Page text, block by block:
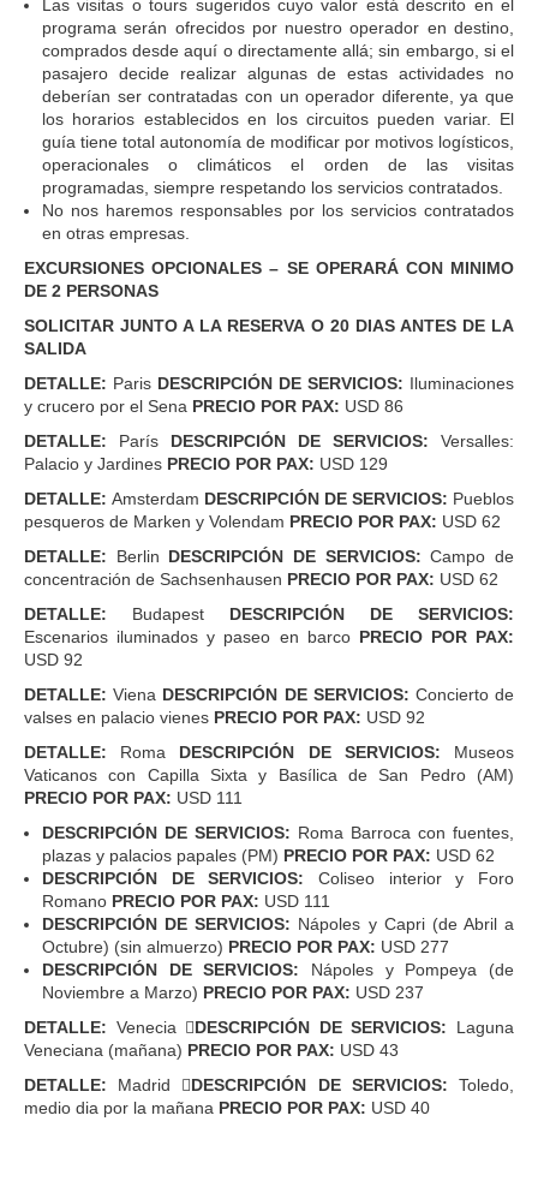
Las visitas o tours sugeridos cuyo valor está descrito en el
programa serán ofrecidos por nuestro operador en destino,
comprados desde aquí o directamente allá; sin embargo, si el
pasajero decide realizar algunas de estas actividades no
deberían ser contratadas con un operador diferente, ya que
los horarios establecidos en los circuitos pueden variar. El
guía tiene total autonomía de modificar por motivos logísticos,
operacionales o climáticos el orden de las visitas
programadas, siempre respetando los servicios contratados.
No nos haremos responsables por los servicios contratados
en otras empresas.
EXCURSIONES OPCIONALES – SE OPERARÁ CON MINIMO
DE 2 PERSONAS
SOLICITAR JUNTO A LA RESERVA O 20 DIAS ANTES DE LA
SALIDA
DETALLE: Paris DESCRIPCIÓN DE SERVICIOS: Iluminaciones
y crucero por el Sena PRECIO POR PAX: USD 86
DETALLE: París DESCRIPCIÓN DE SERVICIOS: Versalles:
Palacio y Jardines PRECIO POR PAX: USD 129
DETALLE: Amsterdam DESCRIPCIÓN DE SERVICIOS: Pueblos
pesqueros de Marken y Volendam PRECIO POR PAX: USD 62
DETALLE: Berlin DESCRIPCIÓN DE SERVICIOS: Campo de
concentración de Sachsenhausen PRECIO POR PAX: USD 62
DETALLE: Budapest DESCRIPCIÓN DE SERVICIOS:
Escenarios iluminados y paseo en barco PRECIO POR PAX:
USD 92
DETALLE:Viena DESCRIPCIÓN DE SERVICIOS: Concierto de
valses en palacio vienes PRECIO POR PAX: USD 92
DETALLE: Roma DESCRIPCIÓN DE SERVICIOS: Museos
Vaticanos con Capilla Sixta y Basílica de San Pedro (AM)
PRECIO POR PAX: USD 111
DESCRIPCIÓN DE SERVICIOS: Roma Barroca con fuentes,
plazas y palacios papales (PM) PRECIO POR PAX: USD 62
DESCRIPCIÓN DE SERVICIOS: Coliseo interior y Foro
Romano PRECIO POR PAX: USD 111
DESCRIPCIÓN DE SERVICIOS: Nápoles y Capri (de Abril a
Octubre) (sin almuerzo) PRECIO POR PAX: USD 277
DESCRIPCIÓN DE SERVICIOS: Nápoles y Pompeya (de
Noviembre a Marzo) PRECIO POR PAX: USD 237
DETALLE: Venecia DESCRIPCIÓN DE SERVICIOS: Laguna
Veneciana (mañana) PRECIO POR PAX: USD 43
DETALLE: Madrid DESCRIPCIÓN DE SERVICIOS:Toledo,
medio dia por la mañana PRECIO POR PAX: USD 40